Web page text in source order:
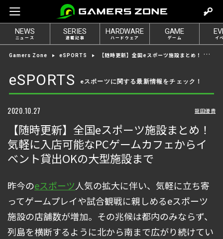
e
t
l
o
g
i
n
NEWS
ニュース
SERIES
連載記事
HARDWARE
ハードウェア
GAME
ゲーム イ
Gamers Zone eSPORTS 【随時更新】全国eスポーツ施設まとめ！ 気軽に入店可能なPCゲームカフェからイベント貸出OKの大型施設まで
eSPORTS eスポーツに関する最新情報をチェック！
2020.10.27 龍田優貴
【随時更新】全国eスポーツ施設まとめ！
気軽に入店可能なPCゲームカフェからイ
ベント貸出OKの大型施設まで
昨今のeスポーツ人気の拡大に伴い、気軽に立ち寄
ってゲームプレイや試合観戦に親しめるeスポーツ
施設の店舗数が増加。その兆候は都内のみならず、
列島を横断するように北から南まで広がり続けてい